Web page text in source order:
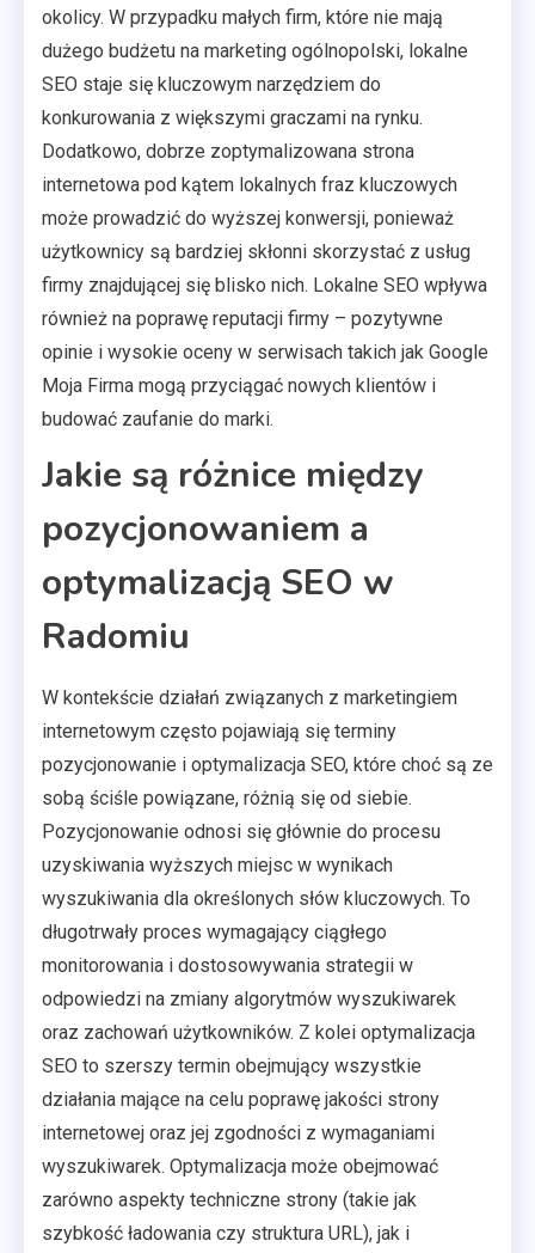
okolicy. W przypadku małych firm, które nie mają
dużego budżetu na marketing ogólnopolski, lokalne
SEO staje się kluczowym narzędziem do
konkurowania z większymi graczami na rynku.
Dodatkowo, dobrze zoptymalizowana strona
internetowa pod kątem lokalnych fraz kluczowych
może prowadzić do wyższej konwersji, ponieważ
użytkownicy są bardziej skłonni skorzystać z usług
firmy znajdującej się blisko nich. Lokalne SEO wpływa
również na poprawę reputacji firmy – pozytywne
opinie i wysokie oceny w serwisach takich jak Google
Moja Firma mogą przyciągać nowych klientów i
budować zaufanie do marki.
Jakie są różnice między
pozycjonowaniem a
optymalizacją SEO w
Radomiu
W kontekście działań związanych z marketingiem
internetowym często pojawiają się terminy
pozycjonowanie i optymalizacja SEO, które choć są ze
sobą ściśle powiązane, różnią się od siebie.
Pozycjonowanie odnosi się głównie do procesu
uzyskiwania wyższych miejsc w wynikach
wyszukiwania dla określonych słów kluczowych. To
długotrwały proces wymagający ciągłego
monitorowania i dostosowywania strategii w
odpowiedzi na zmiany algorytmów wyszukiwarek
oraz zachowań użytkowników. Z kolei optymalizacja
SEO to szerszy termin obejmujący wszystkie
działania mające na celu poprawę jakości strony
internetowej oraz jej zgodności z wymaganiami
wyszukiwarek. Optymalizacja może obejmować
zarówno aspekty techniczne strony (takie jak
szybkość ładowania czy struktura URL), jak i